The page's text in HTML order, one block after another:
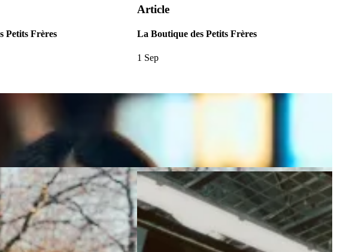
Petits Frères
Article
La Boutique des Petits Frères
1 Sep